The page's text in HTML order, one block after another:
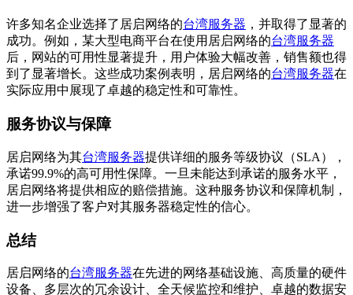
许多知名企业选择了居启网络的台湾服务器 ，并取得了显著的
成功。例如，某大型电商平台在使用居启网络的台湾服务器
后，网站的可用性显著提升，用户体验大幅改善，销售额也得
到了显著增长。这些成功案例表明，居启网络的台湾服务器在
实际应用中展现了卓越的稳定性和可靠性。
服务协议与保障
居启网络为其台湾服务器提供详细的服务等级协议（SLA），
承诺99.9%的高可用性保障。一旦未能达到承诺的服务水平，
居启网络将提供相应的赔偿措施。这种服务协议和保障机制，
进一步增强了客户对其服务器稳定性的信心。
总结
居启网络的台湾服务器在先进的网络基础设施、高质量的硬件
设备、多层次的冗余设计、全天候监控和维护、卓越的数据安